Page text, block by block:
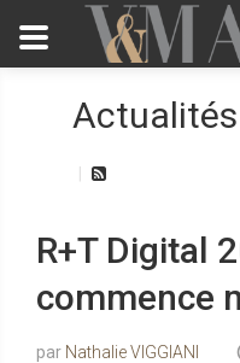
Actualités
R+T Digital
commence
Nathalie VIGGIANI